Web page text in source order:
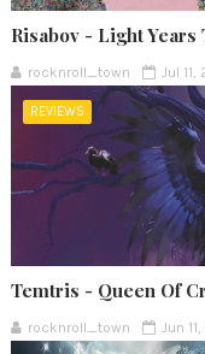
Risabov - Light
rocknroll_town Jul
REVIEWS
Temtris - Queen Of
rocknroll_town Jun